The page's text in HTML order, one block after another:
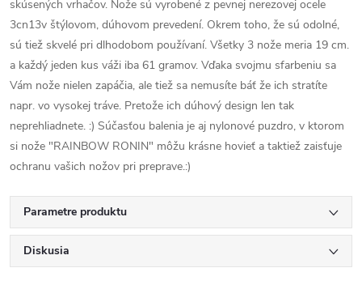
skúsených vrhačov. Nože sú vyrobené z pevnej nerezovej ocele
3cn13v štýlovom, dúhovom prevedení. Okrem toho, že sú odolné,
sú tiež skvelé pri dlhodobom používaní. Všetky 3 nože meria 19 cm.
a každý jeden kus váži iba 61 gramov. Vďaka svojmu sfarbeniu sa
Vám nože nielen zapáčia, ale tiež sa nemusíte báť že ich stratíte
napr. vo vysokej tráve. Pretože ich dúhový design len tak
neprehliadnete. :) Súčasťou balenia je aj nylonové puzdro, v ktorom
si nože "RAINBOW RONIN" môžu krásne hovieť a taktiež zaisťuje
ochranu vašich nožov pri preprave.:)
Parametre produktu
Diskusia